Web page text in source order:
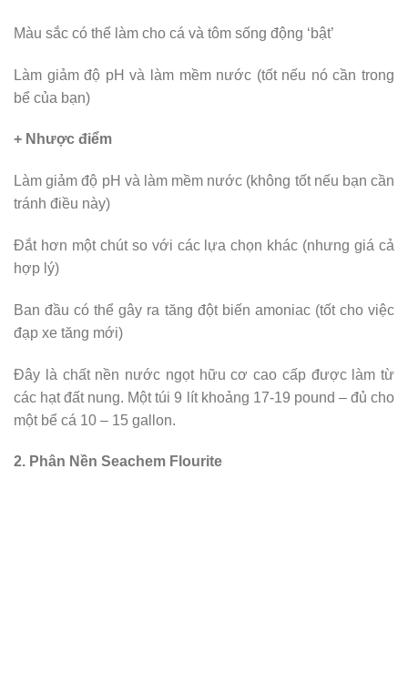
Màu sắc có thể làm cho cá và tôm sống động ‘bật’
Làm giảm độ pH và làm mềm nước (tốt nếu nó cần trong
bể của bạn)
+ Nhược điểm
Làm giảm độ pH và làm mềm nước (không tốt nếu bạn cần
tránh điều này)
Đắt hơn một chút so với các lựa chọn khác (nhưng giá cả
hợp lý)
Ban đầu có thể gây ra tăng đột biến amoniac (tốt cho việc
đạp xe tăng mới)
Đây là chất nền nước ngọt hữu cơ cao cấp được làm từ
các hạt đất nung. Một túi 9 lít khoảng 17-19 pound – đủ cho
một bể cá 10 – 15 gallon.
2. Phân Nền Seachem Flourite